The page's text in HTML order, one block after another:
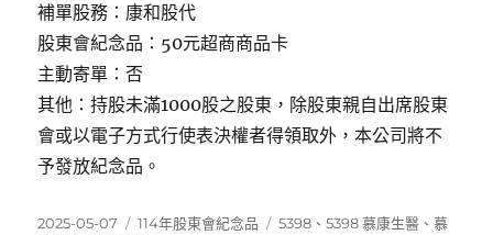
補單股務：康和股代
股東會紀念品：50元超商商品卡
主動寄單：否
其他：持股未滿1000股之股東，除股東親自出席股東
會或以電子方式行使表決權者得領取外，本公司將不
予發放紀念品。
發
2025-05-07
分
114年股東會紀念品
標
5398 、5398 慕康生醫 、慕